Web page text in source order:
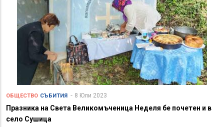
ОБЩЕСТВО СЪБИТИЯ 8 Юли 2023
Празника на Света Великомъченица Неделя бе почетен и в
село Сушица